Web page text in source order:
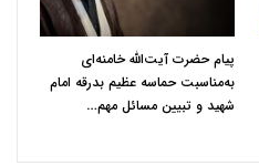
پیام حضرت آیت‌الله خامنه‌ای
به‌مناسبت حماسه عظیم بدرقه امام
شهید و تبیین مسائل مهم…